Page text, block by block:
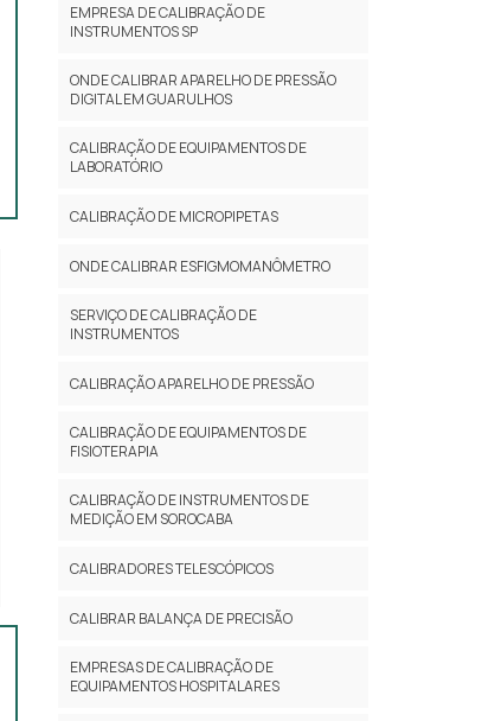
EMPRESA DE CALIBRAÇÃO DE
INSTRUMENTOS SP
ONDE CALIBRAR APARELHO DE PRESSÃO
DIGITAL EM GUARULHOS
CALIBRAÇÃO DE EQUIPAMENTOS DE
LABORATÓRIO
CALIBRAÇÃO DE MICROPIPETAS
ONDE CALIBRAR ESFIGMOMANÔMETRO
SERVIÇO DE CALIBRAÇÃO DE
INSTRUMENTOS
CALIBRAÇÃO APARELHO DE PRESSÃO
CALIBRAÇÃO DE EQUIPAMENTOS DE
FISIOTERAPIA
CALIBRAÇÃO DE INSTRUMENTOS DE
MEDIÇÃO EM SOROCABA
CALIBRADORES TELESCÓPICOS
CALIBRAR BALANÇA DE PRECISÃO
EMPRESAS DE CALIBRAÇÃO DE
EQUIPAMENTOS HOSPITALARES